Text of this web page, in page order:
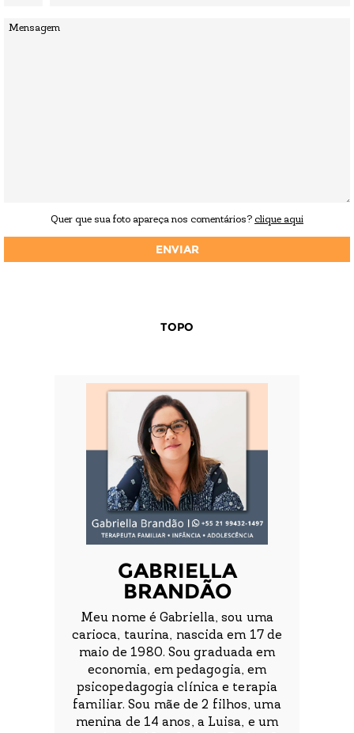
Quer que sua foto apareça nos comentários? clique aqui
TOPO
GABRIELLA
BRANDÃO
Meu nome é Gabriella, sou uma
carioca, taurina, nascida em 17 de
maio de 1980. Sou graduada em
economia, em pedagogia, em
psicopedagogia clínica e terapia
familiar. Sou mãe de 2 filhos, uma
menina de 14 anos, a Luisa, e um